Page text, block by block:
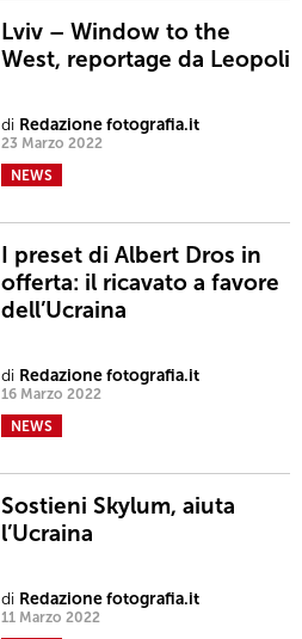
Lviv – Window to the
West, reportage da Leopoli
di Redazione fotografia.it
23 Marzo 2022
NEWS
I preset di Albert Dros in
offerta: il ricavato a favore
dell’Ucraina
di Redazione fotografia.it
16 Marzo 2022
NEWS
Sostieni Skylum, aiuta
l’Ucraina
di Redazione fotografia.it
11 Marzo 2022